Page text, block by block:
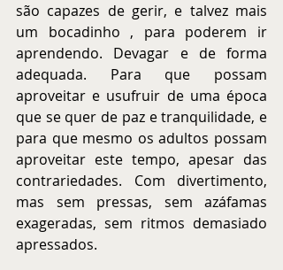
são capazes de gerir, e talvez mais
um bocadinho , para poderem ir
aprendendo. Devagar e de forma
adequada. Para que possam
aproveitar e usufruir de uma época
que se quer de paz e tranquilidade, e
para que mesmo os adultos possam
aproveitar este tempo, apesar das
contrariedades. Com divertimento,
mas sem pressas, sem azáfamas
exageradas, sem ritmos demasiado
apressados.